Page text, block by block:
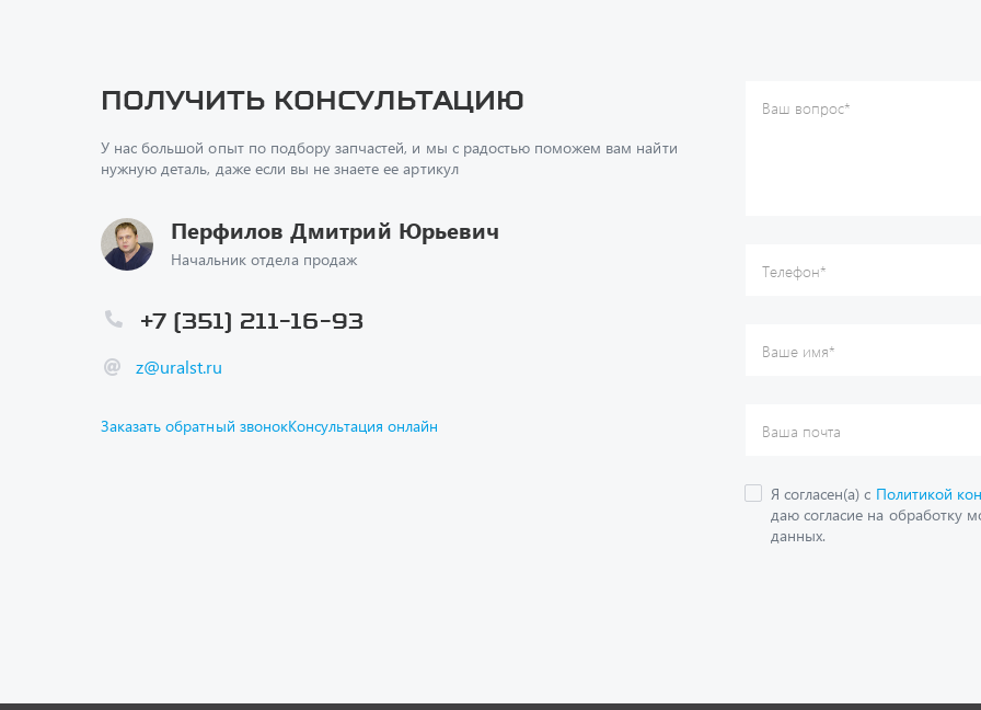
Получить консультацию
У нас большой опыт по подбору запчастей, и мы с радостью поможем вам найти
нужную деталь, даже если вы не знаете ее артикул
Перфилов Дмитрий Юрьевич
Начальник отдела продаж
z@uralst.ru
+7 (351) 211-16-93
Заказать обратный звонокКонсультация онлайн
Ваш вопрос*